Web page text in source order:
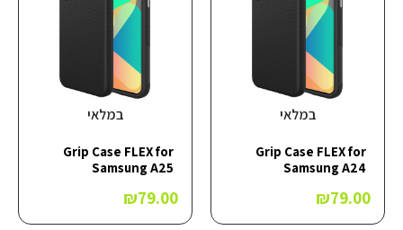
במלאי
Grip Case FLEX for
Samsung A24
₪79.00
במלאי
Grip Case FLEX for
Samsung A25
₪79.00